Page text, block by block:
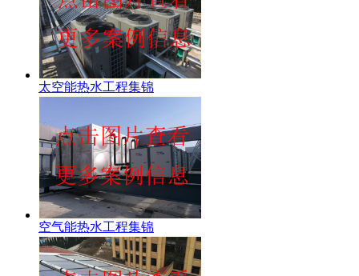
太空能热水工程集锦
空气能热水工程集锦